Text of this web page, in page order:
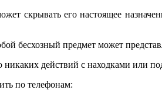
скрывать его настоящее
бесхозный предмет может
никаких действий с находками или
по телефонам: